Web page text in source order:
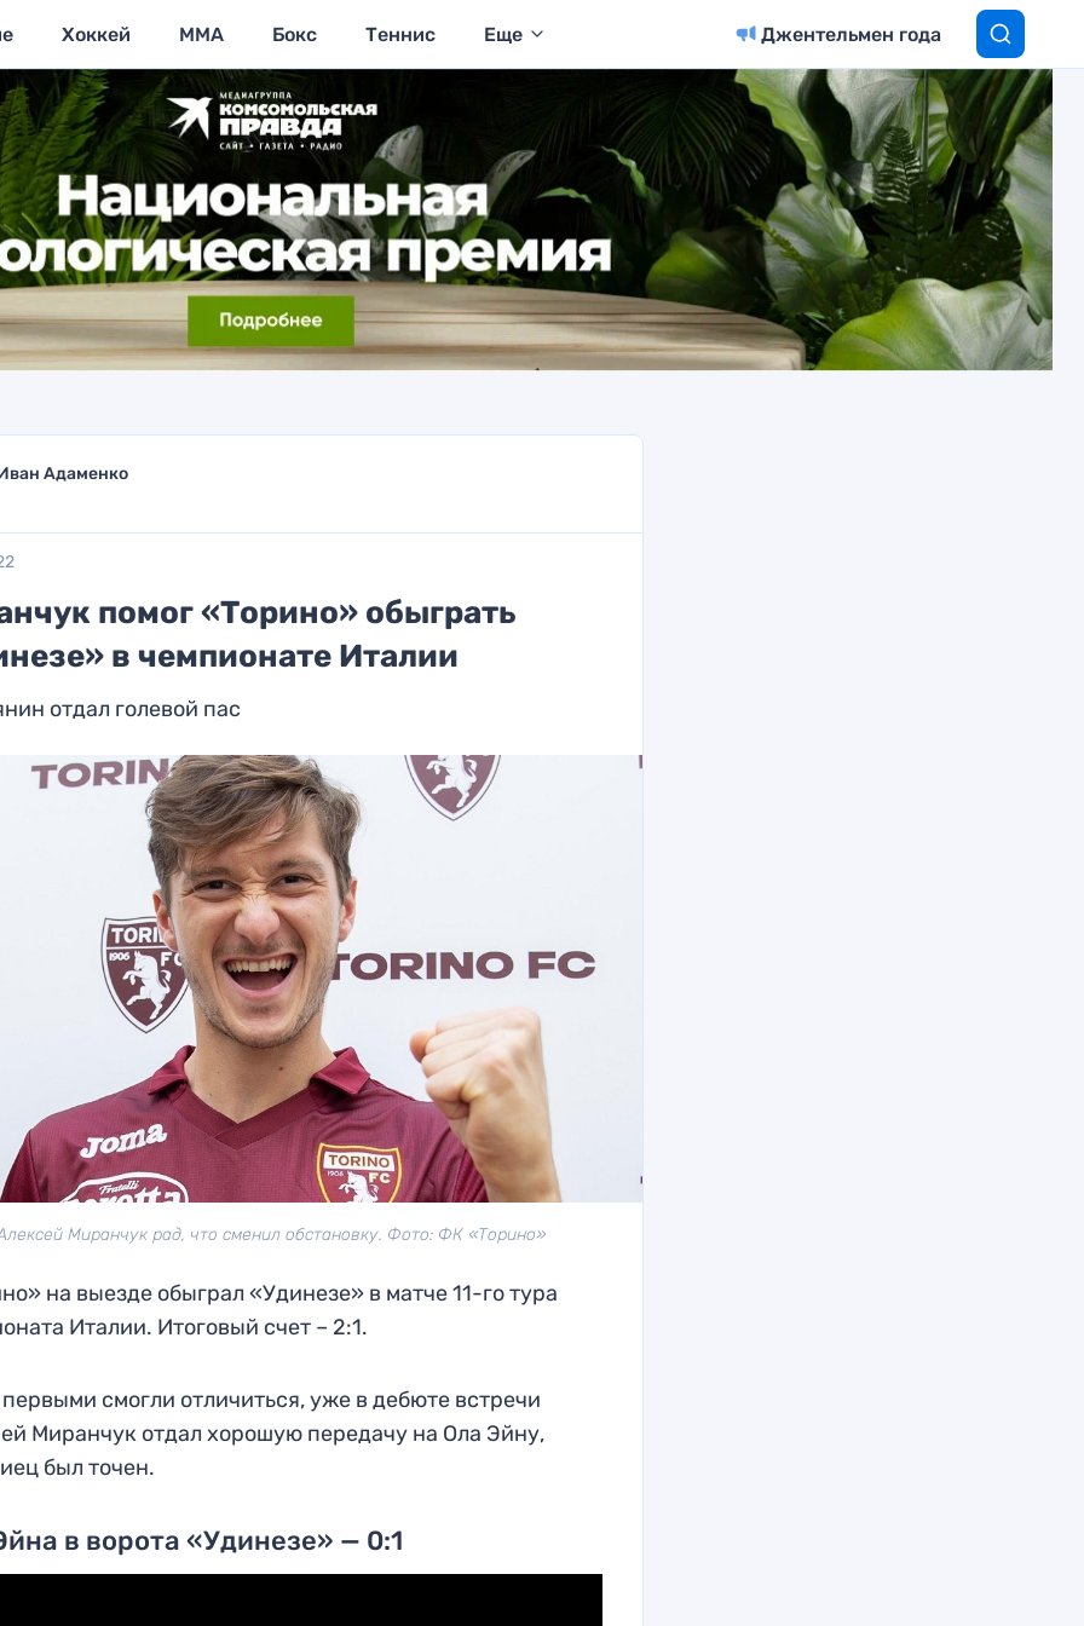
Хоккей MMA Бокс Теннис Еще Джентельмен года
Адаменко
помог «Торино» обыграть
в чемпионате Италии
отдал голевой пас
Миранчук рад, что сменил обстановку. Фото: ФК «Торино»
на выезде обыграл «Удинезе» в матче 11-го тура
Италии. Итоговый счет – 2:1.
первыми смогли отличиться, уже в дебюте встречи
Миранчук отдал хорошую передачу на Ола Эйну,
был точен.
в ворота «Удинезе» — 0:1